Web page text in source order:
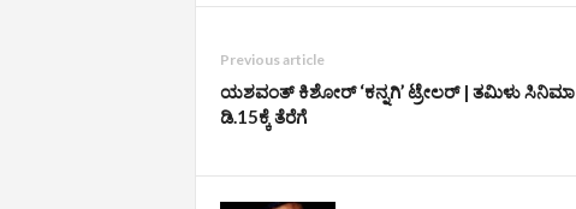
Previous article
ಯಶವಂತ್ ಕಿಶೋರ್ ‘ಕನ್ನಗಿ’ ಟ್ರೇಲರ್‌ | ತಮಿಳು ಸಿನಿಮಾ
ಡಿ.15ಕ್ಕೆ ತೆರೆಗೆ